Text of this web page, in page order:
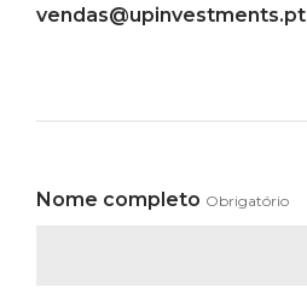
vendas@upinvestments.pt
Nome completo Obrigatório